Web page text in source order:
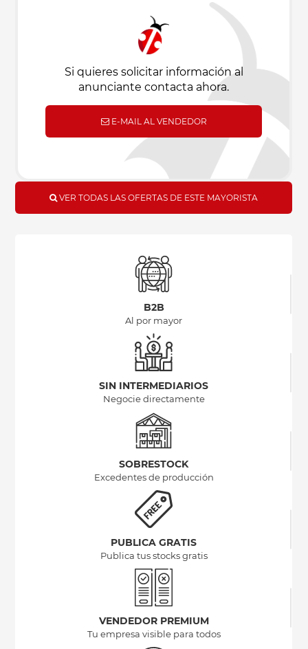
Si quieres solicitar información al
anunciante contacta ahora.
E-MAIL AL VENDEDOR
VER TODAS LAS OFERTAS DE ESTE MAYORISTA
B2B
Al por mayor
SIN INTERMEDIARIOS
Negocie directamente
SOBRESTOCK
Excedentes de producción
PUBLICA GRATIS
Publica tus stocks gratis
VENDEDOR PREMIUM
Tu empresa visible para todos